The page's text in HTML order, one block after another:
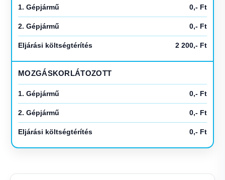
1. Gépjármű 0,- Ft
2. Gépjármű 0,- Ft
Eljárási költségtérítés 2 200,- Ft
MOZGÁSKORLÁTOZOTT
1. Gépjármű 0,- Ft
2. Gépjármű 0,- Ft
Eljárási költségtérítés 0,- Ft